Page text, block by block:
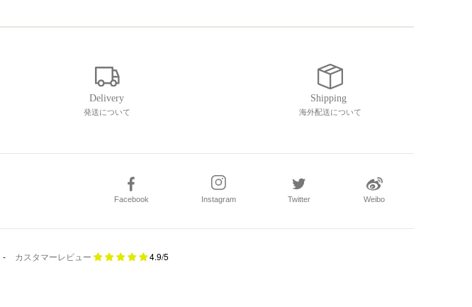
発送について 海外配送について
Facebook Instagram Twitter Weibo
カスタマーレビュー 4.9/5